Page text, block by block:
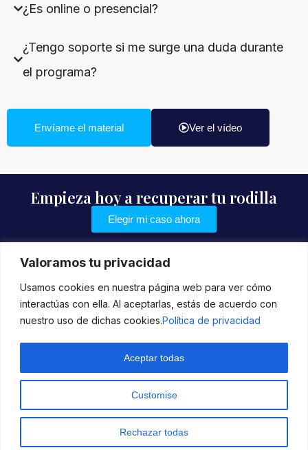
Valoramos tu privacidad
Usamos cookies en nuestra página web para ver cómo
interactúas con ella. Al aceptarlas, estás de acuerdo con
nuestro uso de dichas cookies.Política de privacidad
Customise
Rechazar todas
Aceptar todas
¿Es online o presencial?
¿Tengo soporte si me surge una duda durante
el programa?
Envíame el material Ver el vídeo
Empieza hoy a recuperar tu rodilla
Elegir mi caso ahora
Inicio
Blog
Testimonios
Baumovment S.L ® 2026